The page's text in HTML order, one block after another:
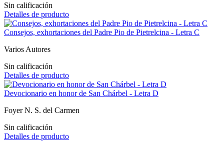
Sin calificación
Detalles de producto
Consejos, exhortaciones del Padre Pio de Pietrelcina - Letra C
Varios Autores
Sin calificación
Detalles de producto
Devocionario en honor de San Chárbel - Letra D
Foyer N. S. del Carmen
Sin calificación
Detalles de producto